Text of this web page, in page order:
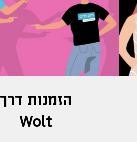
הזמנות דרך
Wolt